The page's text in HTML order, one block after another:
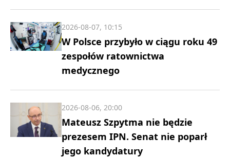
W Polsce przybyło w ciągu roku 49
zespołów ratownictwa
medycznego
2026-08-07, 10:15
Mateusz Szpytma nie będzie
prezesem IPN. Senat nie poparł
jego kandydatury
2026-08-06, 20:00